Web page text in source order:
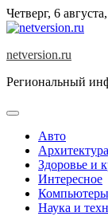
Skip
to
Четверг, 6
netversion.ru
Региональный
Авто
Здоровье и
Интересное
Наука и